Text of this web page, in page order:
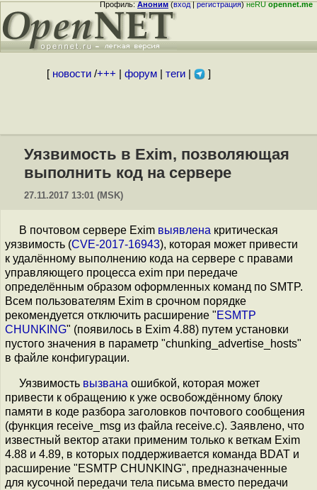
Профиль:Аноним(вход|регистрация)неRUopennet.me
[ новости/+++ форум| теги| ]
Уязвимость в Exim, позволяющая
выполнить код на сервере
27.11.2017 13:01 (MSK)
В почтовом сервере Exim выявлена критическая
уязвимость (CVE-2017-16943), которая может привести
к удалённому выполнению кода на сервере с правами
управляющего процесса exim при передаче
определённым образом оформленных команд по SMTP.
Всем пользователям Exim в срочном порядке
рекомендуется отключить расширение "ESMTP
CHUNKING" (появилось в Exim 4.88) путем установки
пустого значения в параметр "chunking_advertise_hosts"
в файле конфигурации.
Уязвимость вызвана ошибкой, которая может
привести к обращению к уже освобождённому блоку
памяти в коде разбора заголовков почтового сообщения
(функция receive_msg из файла receive.c). Заявлено, что
известный вектор атаки применим только к веткам Exim
4.88 и 4.89, в которых поддерживается команда BDAT и
расширение "ESMTP CHUNKING", предназначенные
для кусочной передачи тела письма вместо передачи